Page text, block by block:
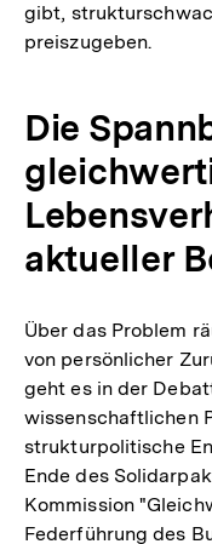
gibt,
preiszugeben.
Die
aktueller
Über das Problem
von persönlicher
geht es in der
wissenschaftlichen
strukturpolitische
Ende des
Kommission
Federführung des